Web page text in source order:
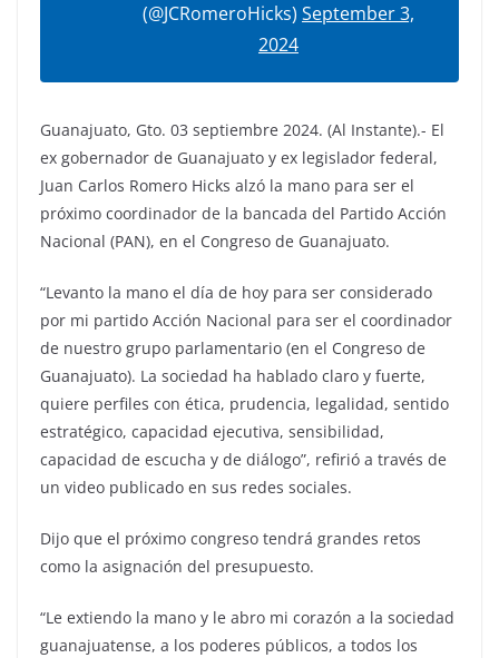
(@JCRomeroHicks) September 3,
2024
Guanajuato, Gto. 03 septiembre 2024. (Al Instante).- El
ex gobernador de Guanajuato y ex legislador federal,
Juan Carlos Romero Hicks alzó la mano para ser el
próximo coordinador de la bancada del Partido Acción
Nacional (PAN), en el Congreso de Guanajuato.
“Levanto la mano el día de hoy para ser considerado
por mi partido Acción Nacional para ser el coordinador
de nuestro grupo parlamentario (en el Congreso de
Guanajuato). La sociedad ha hablado claro y fuerte,
quiere perfiles con ética, prudencia, legalidad, sentido
estratégico, capacidad ejecutiva, sensibilidad,
capacidad de escucha y de diálogo”, refirió a través de
un video publicado en sus redes sociales.
Dijo que el próximo congreso tendrá grandes retos
como la asignación del presupuesto.
“Le extiendo la mano y le abro mi corazón a la sociedad
guanajuatense, a los poderes públicos, a todos los